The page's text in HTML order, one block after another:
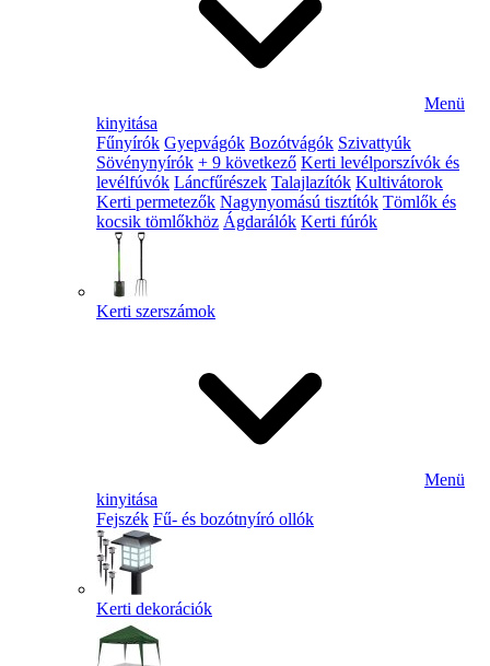
Menü
kinyitása
Fűnyírók Gyepvágók Bozótvágók Szivattyúk
Sövénynyírók + 9 következő Kerti levélporszívók és
levélfúvók Láncfűrészek Talajlazítók Kultivátorok
Kerti permetezők Nagynyomású tisztítók Tömlők és
kocsik tömlőkhöz Ágdarálók Kerti fúrók
Kerti szerszámok
Menü
kinyitása
Fejszék Fű- és bozótnyíró ollók
Kerti dekorációk